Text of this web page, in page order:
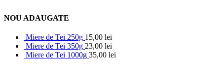
NOU ADAUGATE
Miere de Tei 250g 15,00 lei
Miere de Tei 350g 23,00 lei
Miere de Tei 1000g 35,00 lei